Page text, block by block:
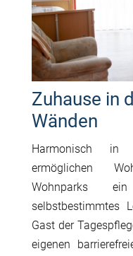
Zuhause in
Wänden
Harmonisch in
ermöglichen
Wohnparks
selbstbestimmtes
Gast der
eigenen